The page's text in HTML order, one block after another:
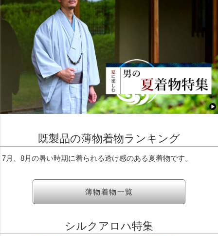
既製品の薄物着物ランキング
7月、8月の暑い時期に着られる透け感のある夏着物です。
薄物着物一覧
シルクアロハ特集